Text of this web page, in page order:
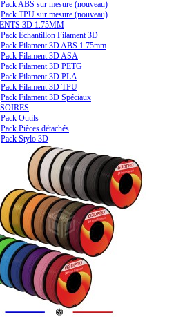
Pack ABS sur mesure (nouveau)
Pack TPU sur mesure (nouveau)
3D 1.75MM
Pack Échantillon Filament 3D
Pack Filament 3D ABS 1.75mm
Pack Filament 3D ASA
Pack Filament 3D PETG
Pack Filament 3D PLA
Pack Filament 3D TPU
Pack Filament 3D Spéciaux
Pack Outils
Pack Pièces détachés
Pack Stylo 3D